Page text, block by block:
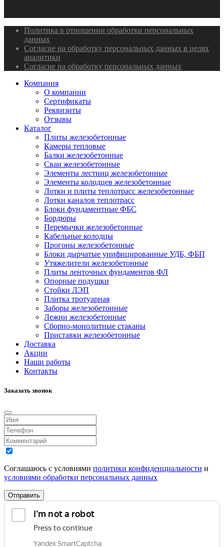
Политика в отношении обработки персональных
данных
Согласие на обработку персональных данных в целях
аналитики
Согласие на обработку персональных данных
Компания
О компании
Сертификаты
Реквизиты
Отзывы
Каталог
Плиты железобетонные
Камеры тепловые
Балки железобетонные
Сваи железобетонные
Элементы лестниц железобетонные
Элементы колодцев железобетонные
Лотки и плиты теплотрасс железобетонные
Лотки каналов теплотрасс
Блоки фундаментные ФБС
Бордюры
Перемычки железобетонные
Кабельные колодцы
Прогоны железобетонные
Блоки дырчатые унифицированные УДБ, ФБП
Утяжелители железобетонные
Плиты ленточных фундаментов ФЛ
Опорные подушки
Стойки ЛЭП
Плитка тротуарная
Заборы железобетонные
Лежни железобетонные
Сборно-монолитные стаканы
Приставки железобетонные
Доставка
Акции
Наши работы
Контакты
Заказать звонок
Соглашаюсь с условиями политики конфиденциальности и
условиями обработки персональных данных
Отправить